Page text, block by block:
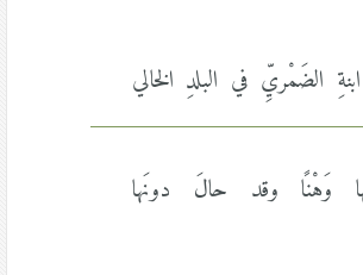
الضَمْريِّ في البلدِ الخالي
وَهْنًا وقد حالَ دونَها